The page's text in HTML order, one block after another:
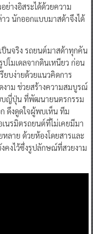
างอิสระได้ด้วยความ
าว นักออกแบบมาสด้าจึงได้
นจริง รถยนต์มาสด้าทุกคัน
โมเดลจากดินเหนียว ก่อน
ยบง่ายด้วยแนวคิดการ
งาม ช่วยสร้างความสมบูรณ์
บญี่ปุ่น ที่พัฒนายนตรกรรม
ดึงดูดใจผู้พบเห็น ทีม
นรมิตรถยนต์ที่ไม่เคยมีมา
ลาย ด้วยห้องโดยสารและ
คงไว้ซึ่งรูปลักษณ์ที่สวยงาม